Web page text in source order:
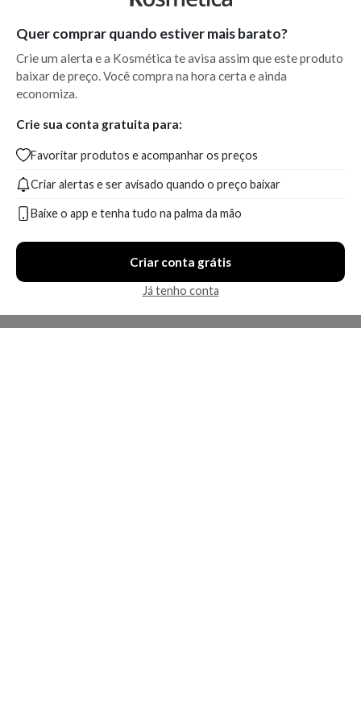
Quer comprar quando estiver mais barato?
Crie um alerta e a Kosmética te avisa assim que este produto
baixar de preço. Você compra na hora certa e ainda
economiza.
Crie sua conta gratuita para:
Favoritar produtos e acompanhar os preços
Criar alertas e ser avisado quando o preço baixar
Baixe o app e tenha tudo na palma da mão
Criar conta grátis
Já tenho conta